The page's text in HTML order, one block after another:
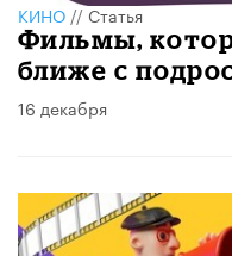
КИНО //Статья
​Фильмы,
ближе с
16 декабря